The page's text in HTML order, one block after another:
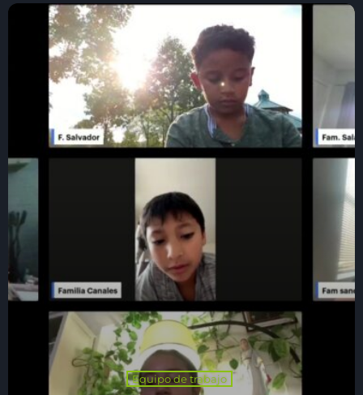
Sonando ahora
Oración de la mañana
Informativo
Evento prueba
Equipo de trabajo